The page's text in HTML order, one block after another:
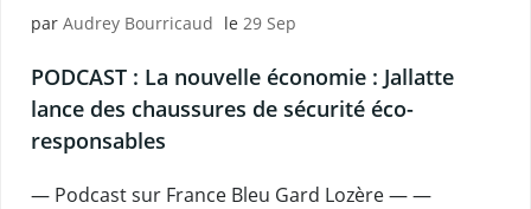
par Audrey Bourricaud le 29 Sep
PODCAST : La nouvelle économie : Jallatte
lance des chaussures de sécurité éco-
responsables
— Podcast sur France Bleu Gard Lozère — —